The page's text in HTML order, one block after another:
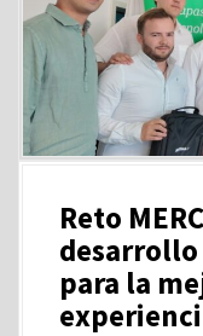
Reto
para la